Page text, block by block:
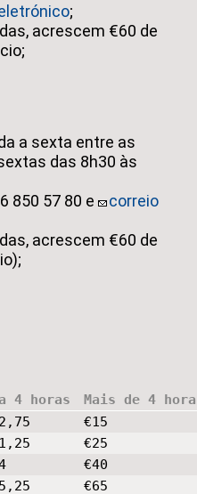
;
acrescem €60 de
a sexta entre as
das 8h30 às
850 57 80 e
correio
acrescem €60 de
4 horas
Mais de 4
€15
€25
€40
€65